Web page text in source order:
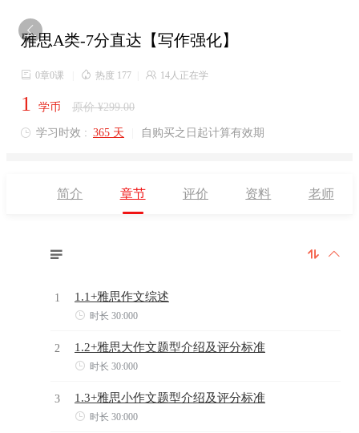

雅思A类-7分直达【写作强化】
 0章0课  热度 177  14人正在学
1 学币 原价 ¥299.00
 学习时效 : 365 天 自购买之日起计算有效期
简介 章节 评价 资料 老师
 

1 1.1+雅思作文综述
 时长 30:000
2 1.2+雅思大作文题型介绍及评分标准
 时长 30:000
3 1.3+雅思小作文题型介绍及评分标准
 时长 30:000